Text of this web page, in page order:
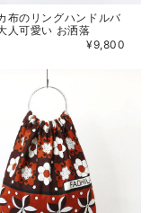
布のリングハンドルバ
人可愛い お洒落
¥9,800